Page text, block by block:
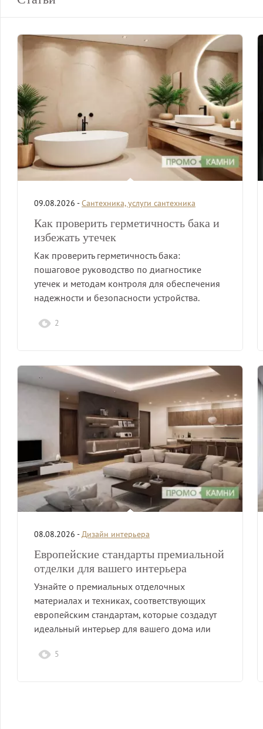
09.08.2026 -Сантехника, услуги сантехника
Как проверить герметичность бака и
избежать утечек
Как проверить герметичность бака:
пошаговое руководство по диагностике
утечек и методам контроля для обеспечения
надежности и безопасности устройства.
2
08.08.2026 -Дизайн интерьера
Европейские стандарты премиальной
отделки для вашего интерьера
Узнайте о премиальных отделочных
материалах и техниках, соответствующих
европейским стандартам, которые создадут
идеальный интерьер для вашего дома или
5